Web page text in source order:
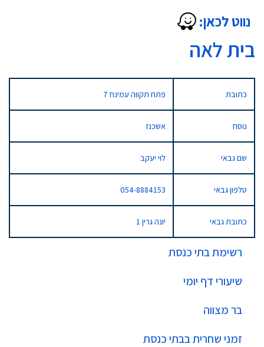
רשימת בתי כנסת
שיעורי דף יומי
בר מצווה
זמני שחרית בבתי כנסת
נווט לכאן:
בית לאה
כתובת פתח תקווה עמינח 7
נוסח אשכנז
שם גבאי לוי יעקב
טלפון גבאי 054-8884153
כתובת גבאי יונה גרין 1